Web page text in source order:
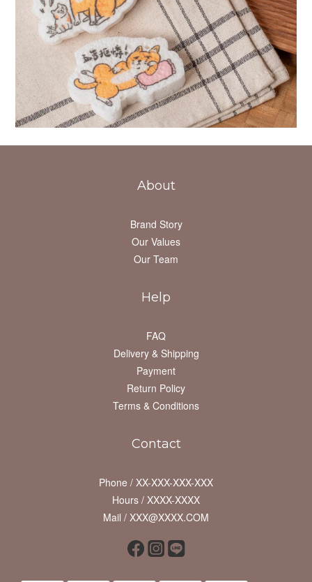
About
Brand Story
Our Values
Our Team
Help
FAQ
Delivery & Shipping
Payment
Return Policy
Terms & Conditions
Contact
Phone / XX-XXX-XXX-XXX
Hours / XXXX-XXXX
Mail / XXX@XXXX.COM